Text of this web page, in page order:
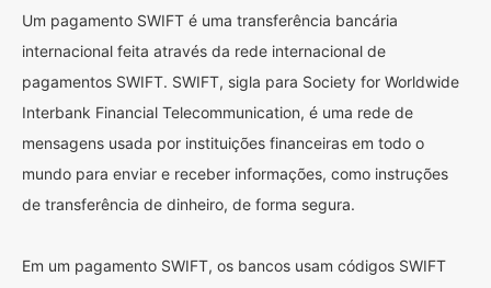
Um pagamento SWIFT é uma transferência bancária
internacional feita através da rede internacional de
pagamentos SWIFT. SWIFT, sigla para Society for Worldwide
Interbank Financial Telecommunication, é uma rede de
mensagens usada por instituições financeiras em todo o
mundo para enviar e receber informações, como instruções
de transferência de dinheiro, de forma segura.
Em um pagamento SWIFT, os bancos usam códigos SWIFT